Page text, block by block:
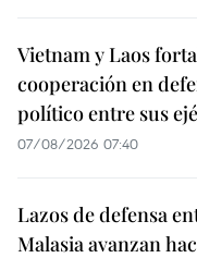
Vietnam y Laos
cooperación en
político entre sus
07/08/2026 07:40
Lazos de defensa
Malasia avanzan